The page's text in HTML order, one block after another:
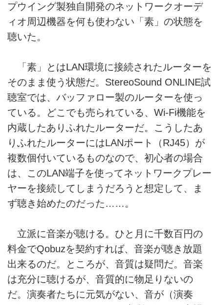
プウイング製独自開発のネットワークオーデ
ィオ周辺機器を何も使わない「素」の状態を
聴いた。
「素」とはLAN環境に接続されたルーターを
そのまま使う状態だ。StereoSound ONLINE試
聴室では、バッファロー製のルーターを使っ
ている。どこでも売られている、Wi-Fi機能を
内蔵したありふれたルーターだ。こうしたあ
りふれたルーターにはLANポート（RJ45）が
複数個付いているものなので、初心者の場合
は、このLAN端子を使ってネットワークプレー
ヤーを接続してしまうだろうと想定して、ま
ず聴き始めたのだった……。
立派に音楽が聴ける。ひと月に千数百円の
料金でQobuzを契約すれば、音楽が聴き放題
出来るのだ。ところが、音質は疑問だ。音楽
は充分に聴けるが、音質的に物足りないの
だ。演奏者たちに元気がない、音が（演奏